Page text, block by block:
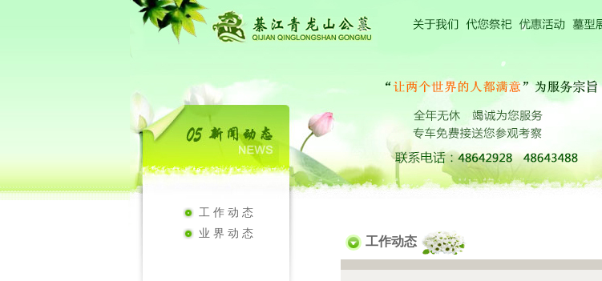
工作动态
业界动态
工作动态